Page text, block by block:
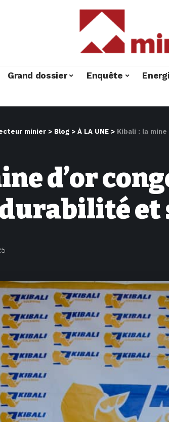
Grand dossier Enquête
minier > Blog > À LA UNE > Kibali : la
d’or
et